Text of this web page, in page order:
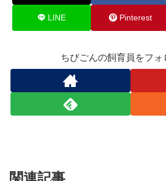
LINE Pinterest
ちびごんの飼育員をフォ